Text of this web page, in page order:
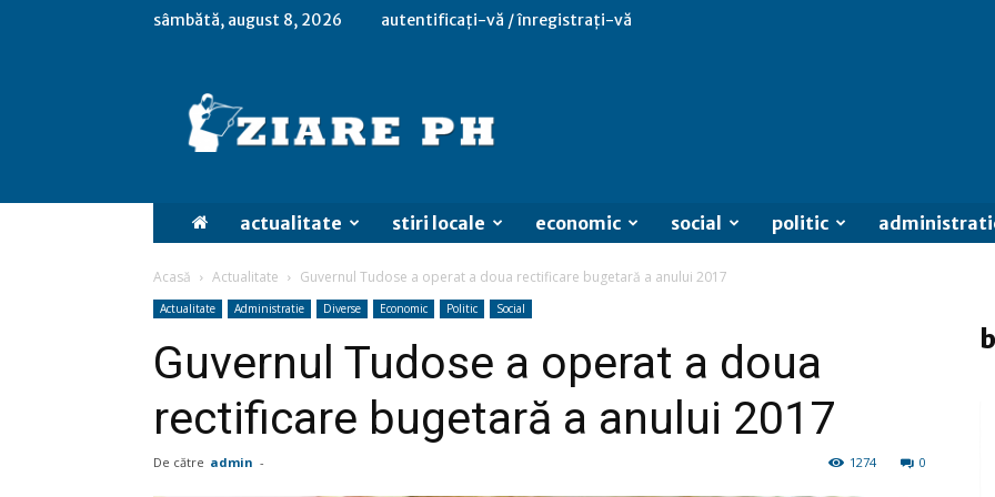
sâmbătă, august 8, 2026 autentificați-vă / înregistrați-vă
actualitate stiri locale economic social politic
Acasă Actualitate Guvernul Tudose a operat a doua rectificare bugetară a anului 2017
Actualitate Administratie Diverse Economic Politic Social
Guvernul Tudose a operat a doua
rectificare bugetară a anului 2017
De către admin - 0
1274